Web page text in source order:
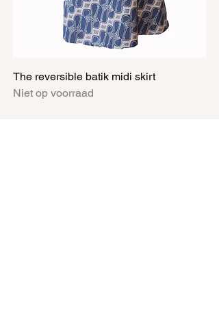
The reversible batik midi skirt
Niet op voorraad